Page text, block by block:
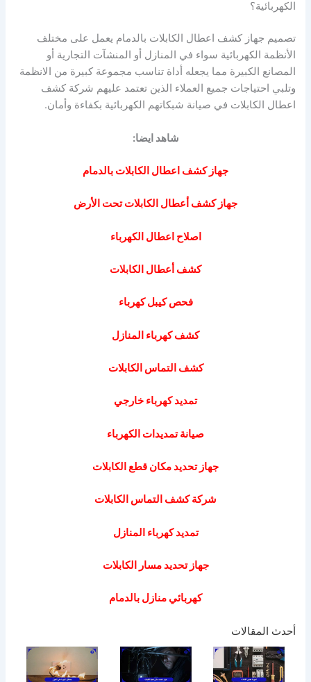
الكهربائية؟
تصميم جهاز كشف اعطال الكابلات بالدمام يعمل على مختلف
الأنظمة الكهربائية سواء في المنازل أو المنشآت التجارية أو
المصانع الكبيرة مما يجعله أداة تناسب مجموعة كبيرة من الانظمة
وتلبي احتياجات جميع العملاء الذين تعتمد عليهم شركة كشف
اعطال الكابلات في صيانة شبكاتهم الكهربائية بكفاءة وأمان.
شاهد ايضا:
جهاز كشف اعطال الكابلات بالدمام
جهاز كشف أعطال الكابلات تحت الأرض
اصلاح اعطال الكهرباء
كشف أعطال الكابلات
فحص كيبل كهرباء
كشف كهرباء المنازل
كشف التماس الكابلات
تمديد كهرباء خارجي
صيانة تمديدات الكهرباء
جهاز تحديد مكان قطع الكابلات
شركة كشف التماس الكابلات
تمديد كهرباء المنازل
جهاز تحديد مسار الكابلات
كهربائي منازل بالدمام
أحدث المقالات